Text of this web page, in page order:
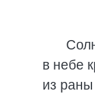
в небе
из раны